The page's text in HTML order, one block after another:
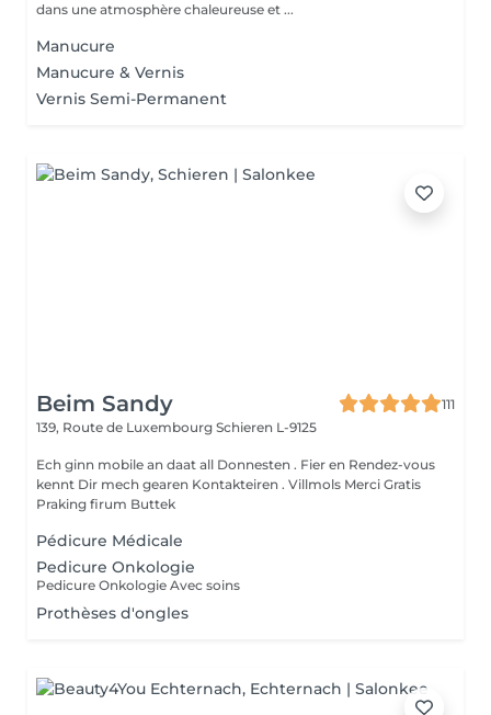
dans une atmosphère chaleureuse et ...
Manucure
Manucure & Vernis
Vernis Semi-Permanent
Beim Sandy
111
139, Route de Luxembourg Schieren L-9125
Ech ginn mobile an daat all Donnesten . Fier en Rendez-vous
kennt Dir mech gearen Kontakteiren . Villmols Merci Gratis
Praking firum Buttek
Pédicure Médicale
Pedicure Onkologie
Pedicure Onkologie Avec soins
Prothèses d'ongles